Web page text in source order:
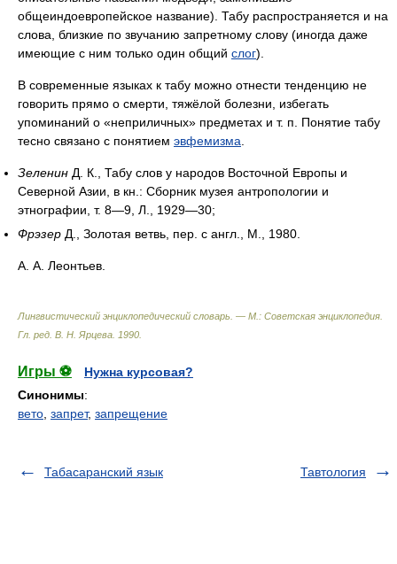
общеиндоевропейское название). Табу распространяется и на
слова, близкие по звучанию запретному слову (иногда даже
имеющие с ним только один общий слог).
В современные языках к табу можно отнести тенденцию не
говорить прямо о смерти, тяжёлой болезни, избегать
упоминаний о «неприличных» предметах и т. п. Понятие табу
тесно связано с понятием эвфемизма
Зеленин Д. К., Табу слов у народов Восточной Европы и
Северной Азии, в кн.: Сборник музея антропологии и
этнографии, т. 8—9, Л., 1929—30;
Фрэзер Д., Золотая ветвь, пер. с англ., М., 1980.
А. А. Леонтьев.
Лингвистический энциклопедический словарь. — М.: Советская энциклопедия
Гл. ред. В. Н. Ярцева 1990
Игры ⚽
Нужна курсовая?
Синонимы:
вето запрет, запрещение
Табасаранский язык Тавтология